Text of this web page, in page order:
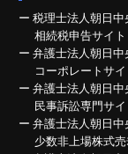
ー 税理士法人朝日中
相続税申告サイト
ー 弁護士法人朝日中
コーポレートサイ
ー 弁護士法人朝日中
民事訴訟専門サイ
ー 弁護士法人朝日中
少数非上場株式